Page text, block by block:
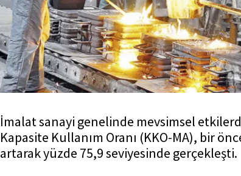
İmalat sanayi genelinde mevsimsel
Kapasite Kullanım Oranı (KKO-MA), bir
artarak yüzde 75,9 seviyesinde gerçekleşti.